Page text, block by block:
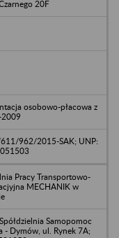
20F
osobowo-płacowa z
962/2015-SAK; UNP:
Pracy Transportowo-
MECHANIK w
Samopomoc
- Dymów, ul. Rynek 7A;